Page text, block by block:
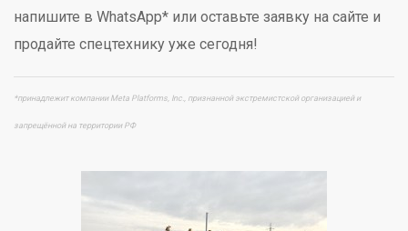
напишите в WhatsApp* или оставьте заявку на сайте и
продайте спецтехнику уже сегодня!
*принадлежит компании Meta Platforms, Inc., признанной экстремистской организацией и
запрещённой на территории РФ